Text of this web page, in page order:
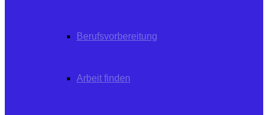
Berufsvorbereitung
Arbeit finden